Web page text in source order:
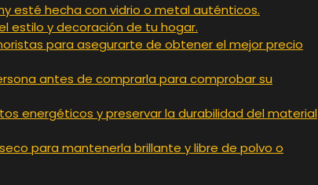
esté hecha con vidrio o metal auténticos.
estilo y decoración de tu hogar.
para asegurarte de obtener el mejor precio
antes de comprarla para comprobar su
energéticos y preservar la durabilidad del material
para mantenerla brillante y libre de polvo o